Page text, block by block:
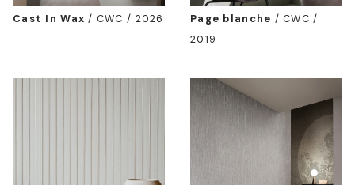
Cast In Wax / CWC / 2026 Page blanche /CWC /
2019